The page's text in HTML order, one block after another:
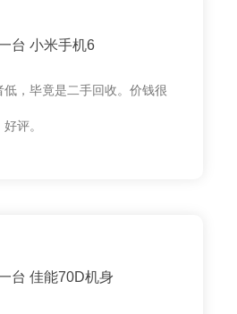
台 小米手机6
，毕竟是二手回收。价钱很
评。
台 佳能70D机身